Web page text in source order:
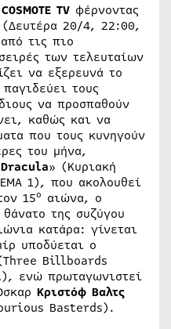
COSMOTE TV φέρνοντας
20/4, 22:00,
από τις πιο
των τελευταίων
να εξερευνά το
τους
να προσπαθούν
καθώς και να
που τους κυνηγούν
του μήνα,
Dracula» (Κυριακή
1), που ακολουθεί
15ο αιώνα, ο
της συζύγου
κατάρα: γίνεται
υποδύεται ο
Billboards
ενώ πρωταγωνιστεί
Κριστόφ Βαλτς
Basterds).